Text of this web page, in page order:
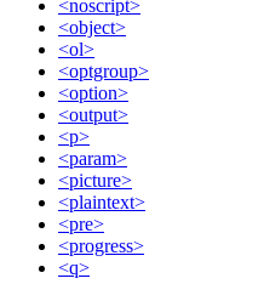
<noscript>
<object>
<ol>
<optgroup>
<option>
<output>
<p>
<param>
<picture>
<plaintext>
<pre>
<progress>
<q>